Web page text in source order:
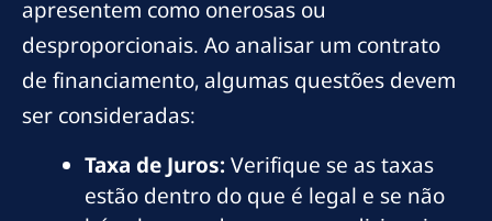
apresentem como onerosas ou
desproporcionais. Ao analisar um contrato
de financiamento, algumas questões devem
ser consideradas:
Taxa de Juros:Verifique se as taxas
estão dentro do que é legal e se não